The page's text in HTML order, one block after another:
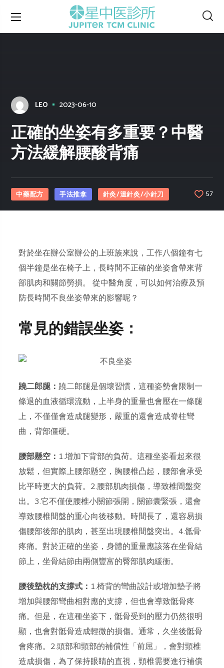
LEO 2023-06-10
正確的坐姿有多重要？中醫
方法緩解腰酸背痛
中藥配方 手法推拿 針灸/溫針灸/小針刀 57
對於坐在辦公室辦公的上班族來說，工作八個鐘有七
個半鐘是坐在椅子上，長時間不正確的坐姿會帶來背
部肌肉和關節勞損。 從中醫角度，可以如何治療及預
防長時間不良坐姿帶來的影響呢？
常見的錯誤坐姿：
蹺二郎腿：蹺二郎腿是個壞習慣，這種姿勢會限制一
條退的血液循環流動，上半身的重量也會壓在一條腿
上，不僅僅會造成腿變形，嚴重的還會造成脊柱彎
曲，背部僵硬。
腰部懸空： 1.增加下背部的負荷。這種坐姿看起來很
放鬆，但實際上腰部懸空，胸腰椎凸起，腰部會承受
比平時更大的負荷。2.腰部肌肉損傷，導致椎間盤突
出。3.它不僅使腰椎小關節張開，關節囊緊張，還會
導致腰椎間盤的重心向後移動。時間長了，還容易損
傷腰部後部的肌肉，甚至出現腰椎間盤突出。4.骶骨
疼痛。對於正確的坐姿，身體的重量應該落在坐骨結
節上，坐骨結節由兩側豐富的臀部肌肉緩衝。
腰後墊枕的支撐式： 1.椅背的彎曲設計或增加墊子將
增加與腰部彎曲相對應的支撐，但也會導致骶骨疼
痛。但是，在這種坐姿下，骶骨受到的壓力仍然很明
顯，也會對骶骨造成輕微的損傷。通常，久坐後骶骨
會疼痛。2.頭部和頸部的補償性「前屈」，會對頸椎
造成損傷，為了保持眼睛的直視，頸椎需要進行補償